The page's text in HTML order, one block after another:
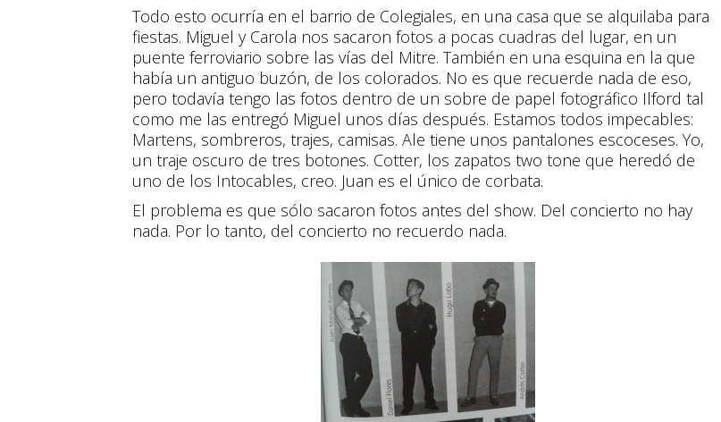
Todo esto ocurría en el barrio de Colegiales, en una casa que se alquilaba para
fiestas. Miguel y Carola nos sacaron fotos a pocas cuadras del lugar, en un
puente ferroviario sobre las vías del Mitre. También en una esquina en la que
había un antiguo buzón, de los colorados. No es que recuerde nada de eso,
pero todavía tengo las fotos dentro de un sobre de papel fotográfico Ilford tal
como me las entregó Miguel unos días después. Estamos todos impecables:
Martens, sombreros, trajes, camisas. Ale tiene unos pantalones escoceses. Yo,
un traje oscuro de tres botones. Cotter, los zapatos two tone que heredó de
uno de los Intocables, creo. Juan es el único de corbata.
El problema es que sólo sacaron fotos antes del show. Del concierto no hay
nada. Por lo tanto, del concierto no recuerdo nada.